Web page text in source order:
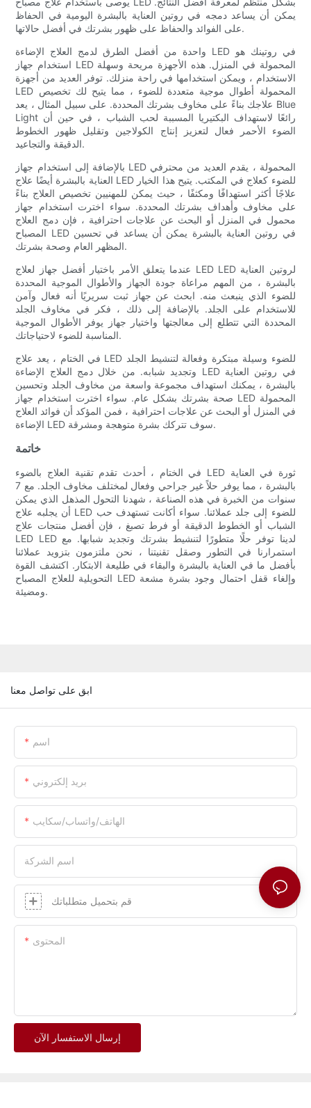
يمكن أن يساعد دمجه في روتين العناية بالبشرة اليومية في الحفاظ
على الفوائد والحفاظ على ظهور بشرتك في أفضل حالاتها.
واحدة من أفضل الطرق لدمج العلاج الإضاءة LED في روتينك هو
استخدام جهاز LED المحمولة في المنزل. هذه الأجهزة مريحة وسهلة
الاستخدام ، ويمكن استخدامها في راحة منزلك. توفر العديد من أجهزة
LED المحمولة أطوال موجية متعددة للضوء ، مما يتيح لك تخصيص
علاجك بناءً على مخاوف بشرتك المحددة. على سبيل المثال ، يعد Blue
Light رائعًا لاستهداف البكتيريا المسببة لحب الشباب ، في حين أن
الضوء الأحمر فعال لتعزيز إنتاج الكولاجين وتقليل ظهور الخطوط
الدقيقة والتجاعيد.
بالإضافة إلى استخدام جهاز LED المحمولة ، يقدم العديد من محترفي
العناية بالبشرة أيضًا علاج LED للضوء كعلاج في المكتب. يتيح هذا الخيار
علاجًا أكثر استهدافًا ومكثفًا ، حيث يمكن للمهنيين تخصيص العلاج بناءً
على مخاوف وأهداف بشرتك المحددة. سواء اخترت استخدام جهاز
محمول في المنزل أو البحث عن علاجات احترافية ، فإن دمج العلاج
المصباح LED في روتين العناية بالبشرة يمكن أن يساعد في تحسين
المظهر العام وصحة بشرتك.
عندما يتعلق الأمر باختيار أفضل جهاز لعلاج LED LED لروتين العناية
بالبشرة ، من المهم مراعاة جودة الجهاز والأطوال الموجية المحددة
للضوء الذي ينبعث منه. ابحث عن جهاز ثبت سريريًا أنه فعال وآمن
للاستخدام على الجلد. بالإضافة إلى ذلك ، فكر في مخاوف الجلد
المحددة التي تتطلع إلى معالجتها واختيار جهاز يوفر الأطوال الموجية
المناسبة للضوء لاحتياجاتك.
في الختام ، يعد علاج LED للضوء وسيلة مبتكرة وفعالة لتنشيط الجلد
وتجديد شبابه. من خلال دمج العلاج الإضاءة LED في روتين العناية
بالبشرة ، يمكنك استهداف مجموعة واسعة من مخاوف الجلد وتحسين
صحة بشرتك بشكل عام. سواء اخترت استخدام جهاز LED المحمولة
في المنزل أو البحث عن علاجات احترافية ، فمن المؤكد أن فوائد العلاج
الإضاءة LED سوف تتركك بشرة متوهجة ومشرقة.
خاتمة
في الختام ، أحدث تقدم تقنية العلاج بالضوء LED ثورة في العناية
بالبشرة ، مما يوفر حلاً غير جراحي وفعال لمختلف مخاوف الجلد. مع 7
سنوات من الخبرة في هذه الصناعة ، شهدنا التحول المذهل الذي يمكن
أن يجلبه علاج LED للضوء إلى جلد عملائنا. سواء أكانت تستهدف حب
الشباب أو الخطوط الدقيقة أو فرط تصبغ ، فإن أفضل منتجات علاج
LED LED لدينا توفر حلًا متطورًا لتنشيط بشرتك وتجديد شبابها. مع
استمرارنا في التطور وصقل تقنيتنا ، نحن ملتزمون بتزويد عملائنا
بأفضل ما في العناية بالبشرة والبقاء في طليعة الابتكار. اكتشف القوة
التحويلية للعلاج المصباح LED وإلغاء قفل احتمال وجود بشرة مشعة
ومضيئة.
ابق على تواصل معنا
اسم
بريد إلكتروني
الهاتف/واتساب/سكايب
اسم الشركة
قم بتحميل متطلباتك
المحتوى
إرسال الاستفسار الآن